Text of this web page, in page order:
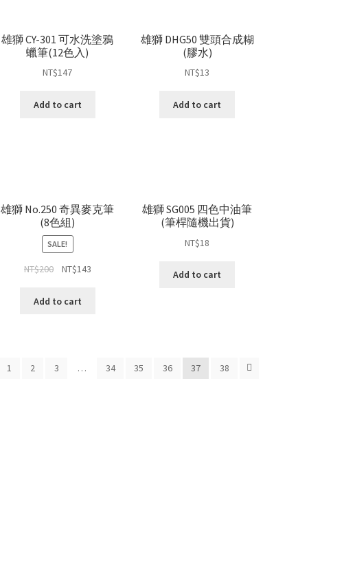
雄獅 CY-301 可水洗塗鴉
蠟筆(12色入)
NT$147
Add to cart
雄獅 DHG50 雙頭合成糊
(膠水)
NT$13
Add to cart
雄獅 No.250 奇異麥克筆
(8色組)
SALE!
NT$200 NT$143
Add to cart
雄獅 SG005 四色中油筆
(筆桿隨機出貨)
NT$18
Add to cart
1 2 3 … 34 35 36 37 38